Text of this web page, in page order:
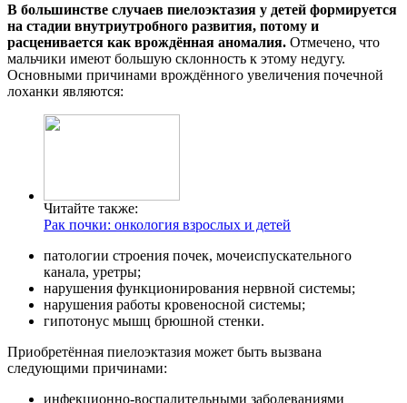
В большинстве случаев пиелоэктазия у детей формируется
на стадии внутриутробного развития, потому и
расценивается как врождённая аномалия. Отмечено, что
мальчики имеют большую склонность к этому недугу.
Основными причинами врождённого увеличения почечной
лоханки являются:
Читайте также:
Рак почки: онкология взрослых и детей
патологии строения почек, мочеиспускательного
канала, уретры;
нарушения функционирования нервной системы;
нарушения работы кровеносной системы;
гипотонус мышц брюшной стенки.
Приобретённая пиелоэктазия может быть вызвана
следующими причинами:
инфекционно-воспалительными заболеваниями